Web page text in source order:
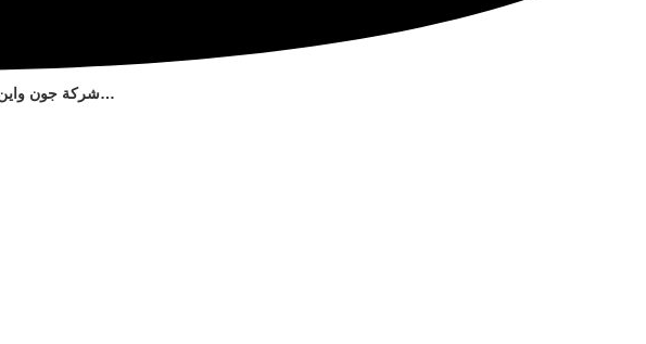
شركة جون واين لصناعات قطع غيار السيارات والدراجات النارية تعزز حضورها العالمي بأسعار تنافسية، جودة عالية، توصيل سريع…